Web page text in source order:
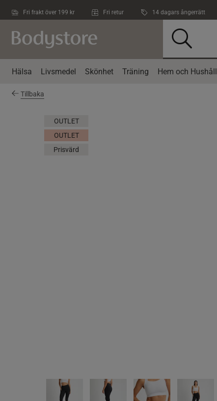
Fri frakt över 199 kr Fri retur 14 dagars ångerrätt
Hälsa Livsmedel Skönhet Träning Hem och Hushåll
Tillbaka
OUTLET
OUTLET
Prisvärd